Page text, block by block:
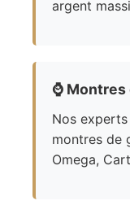
argent
⌚ Montres
Nos
montres de
Omega,